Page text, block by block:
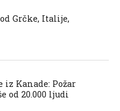
Grčke, Italije,
iz Kanade: Požar
od 20.000 ljudi